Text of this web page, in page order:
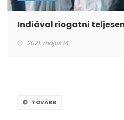
Indiával riogatni
2021. május 14.
TOVÁBB